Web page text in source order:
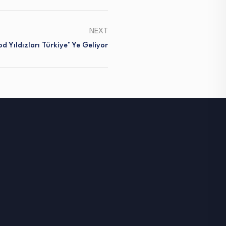
NEXT
Yıldızları Türkiye’ Ye Geliyor